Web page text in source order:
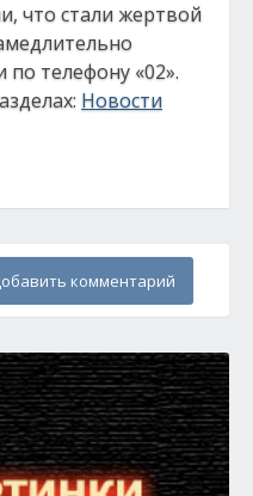
что стали жертвой
телефону «02».
Новости
комментарий